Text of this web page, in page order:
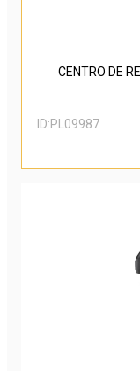
CENTRO DE
ID:PL09987